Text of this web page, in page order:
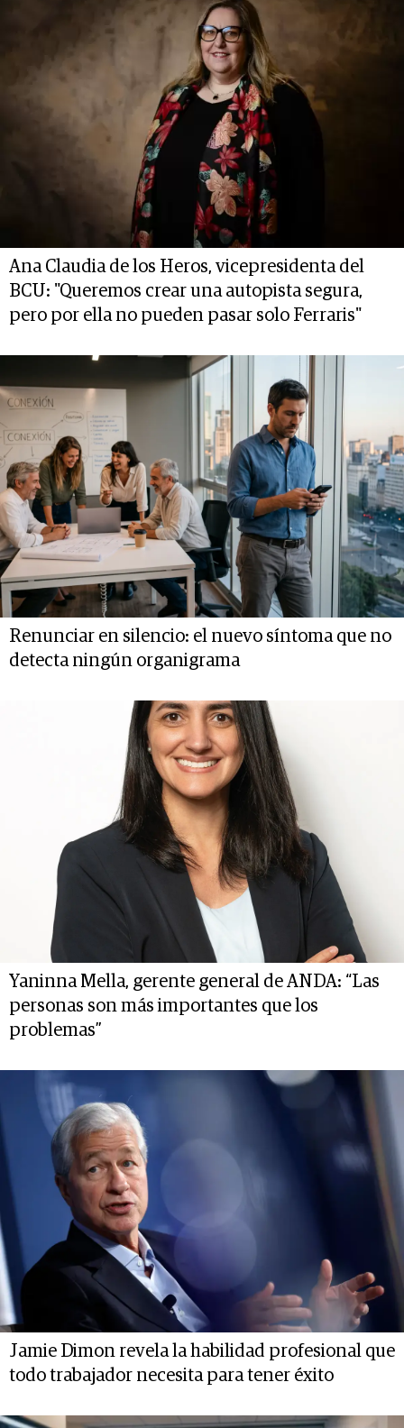
Ana Claudia de los Heros, vicepresidenta del
BCU: "Queremos crear una autopista segura,
pero por ella no pueden pasar solo Ferraris"
Renunciar en silencio: el nuevo síntoma que no
detecta ningún organigrama
Yaninna Mella, gerente general de ANDA: “Las
personas son más importantes que los
problemas”
Jamie Dimon revela la habilidad profesional que
todo trabajador necesita para tener éxito